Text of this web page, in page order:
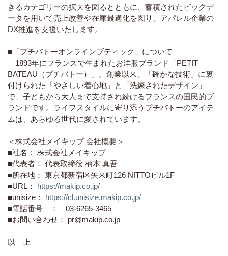
きるカテゴリーの拡大を図るとともに、蓄積されたビッグデ
ータを用いて売上改善や在庫最適化を図り、アパレル企業の
DX推進を支援いたします。
■「プチバトーオンラインブティック」について
1893年にフランスで生まれたお洋服ブランド「PETIT
BATEAU（プチバトー）」。創業以来、「確かな技術」に裏
付けられた「やさしい着心地」と「洗練されたデザイン」
で、子どもから大人まで支持され続けるフランスの国民的ブ
ランドです。ライフスタイルに寄り添うプチバトーのアイテ
ムは、あらゆる世代に愛されています。
＜株式会社メイキップ 会社概要＞
■社名： 株式会社メイキップ
■代表者： 代表取締役 柄本 真吾
■所在地： 東京都新宿区矢来町126 NITTOビル1F
■URL： https://makip.co.jp/
■unisize： https://cl.unisize.makip.co.jp/
■電話番号 ： 03-6265-3465
■お問い合わせ： pr@makip.co.jp
以 上